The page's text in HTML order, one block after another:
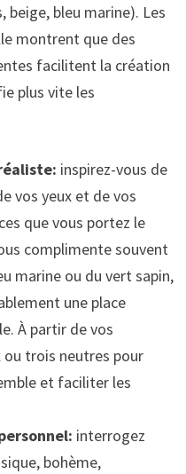
beige, bleu marine). Les
montrent que des
facilitent la création
plus vite les
inspirez-vous de
vos yeux et de vos
que vous portez le
complimente souvent
marine ou du vert sapin,
une place
À partir de vos
trois neutres pour
et faciliter les
interrogez
bohème,